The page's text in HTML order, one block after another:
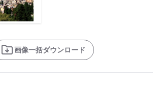
画像一括ダウンロード